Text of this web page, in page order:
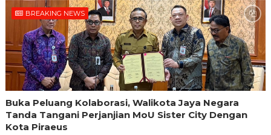
BREAKING NEWS
Buka Peluang Kolaborasi, Walikota Jaya Negara
Tanda Tangani Perjanjian MoU Sister City Dengan
Kota Piraeus